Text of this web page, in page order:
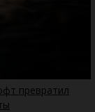
превратил